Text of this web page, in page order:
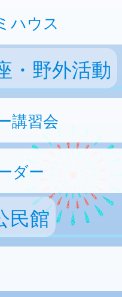
ハウス
・野外活動
講習会
ダー
民館